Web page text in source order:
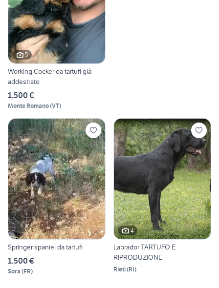
5
Working Cocker da tartufi già
addestrato
1.500 €
Monte Romano(VT)
Springer spaniel da tartufi
1.500 €
Sora (FR)
4
Labrador TARTUFO E
RIPRODUZIONE
Rieti(RI)